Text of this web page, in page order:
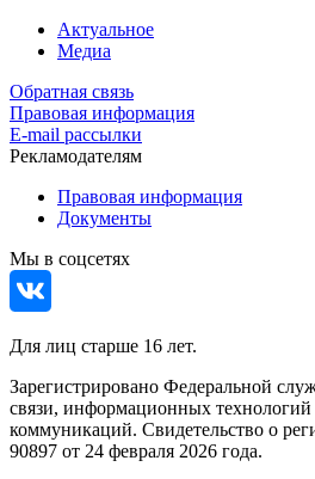
Актуальное
Медиа
Обратная связь
Правовая информация
E-mail рассылки
Рекламодателям
Правовая информация
Документы
Мы в соцсетях
Для лиц старше 16 лет.
Зарегистрировано Федеральной
связи, информационных
коммуникаций. Свидетельство о
90897 от 24 февраля 2026 года.